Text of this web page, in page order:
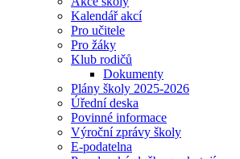
Kalendář akcí
Pro učitele
Pro žáky
Klub rodičů
Dokumenty
Plány školy 2025-2026
Úřední deska
Povinné informace
Výroční zprávy školy
E-podatelna